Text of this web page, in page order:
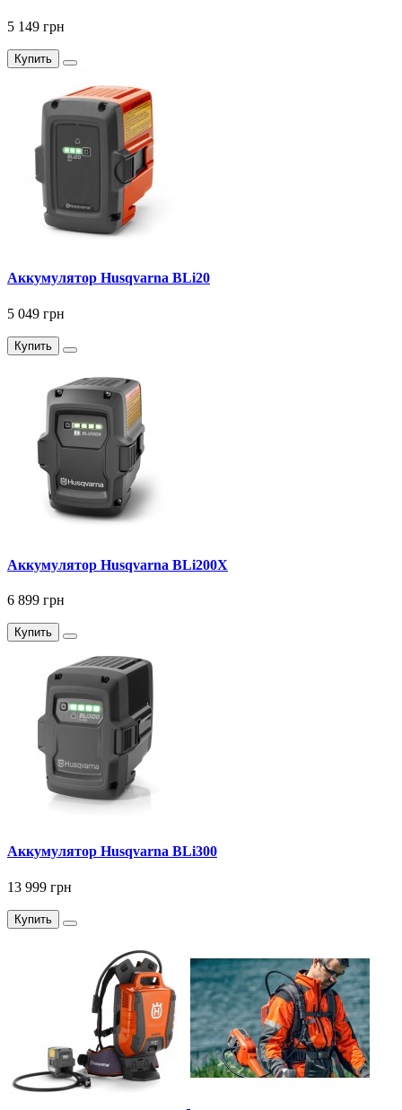
5 149 грн
Купить
Аккумулятор Husqvarna BLi20
5 049 грн
Купить
Аккумулятор Husqvarna BLi200X
6 899 грн
Купить
Аккумулятор Husqvarna BLi300
13 999 грн
Купить